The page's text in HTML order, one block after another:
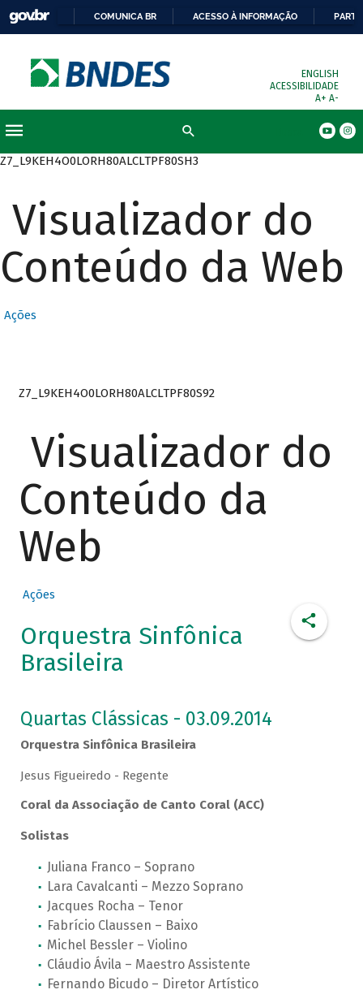
COMUNICA BR ACESSO À INFORMAÇÃO
ENGLISH
ACESSIBILIDADE
A+ A-
Z7_L9KEH4O0LORH80ALCLTPF80SH3
Visualizador do
Conteúdo da Web
Ações
Z7_L9KEH4O0LORH80ALCLTPF80S92
Visualizador do
Conteúdo da
Web
Ações
Orquestra Sinfônica
Brasileira
Quartas Clássicas - 03.09.2014
Orquestra Sinfônica Brasileira
Jesus Figueiredo - Regente
Coral da Associação de Canto Coral (ACC)
Solistas
Juliana Franco – Soprano
Lara Cavalcanti – Mezzo Soprano
Jacques Rocha – Tenor
Fabrício Claussen – Baixo
Michel Bessler – Violino
Cláudio Ávila – Maestro Assistente
Fernando Bicudo – Diretor Artístico